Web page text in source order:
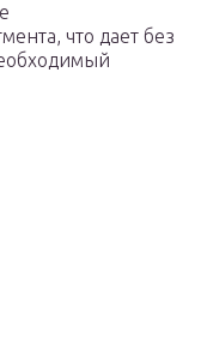
что дает без